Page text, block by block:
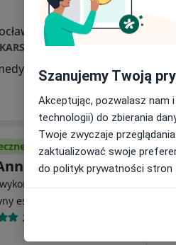
Mapa
Brak ceny
płatności
Strutyńska
zabiegi
estetycznej
26 opinii
Szanujemy Twoją
Akceptując, pozwalasz nam
technologii) do zbierania
Twoje zwyczaje
zaktualizować swoje
do polityk prywatności stron